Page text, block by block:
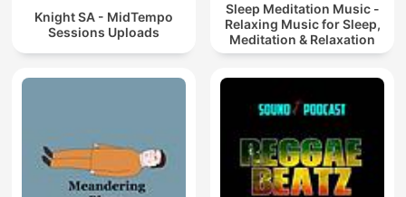
Knight SA - MidTempo
Sessions Uploads
Sleep Meditation Music -
Relaxing Music for Sleep,
Meditation & Relaxation